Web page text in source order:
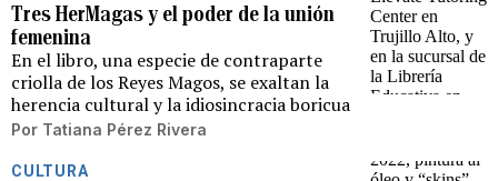
Tres HerMagas y el poder de la unión
femenina
En el libro, una especie de contraparte
criolla de los Reyes Magos, se exaltan la
herencia cultural y la idiosincracia boricua
Por Tatiana Pérez Rivera
CULTURA